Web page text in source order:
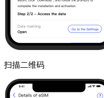
扫描二维码